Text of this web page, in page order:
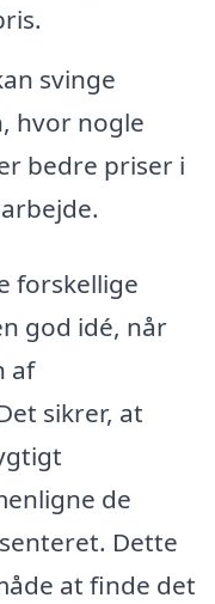
svinge
hvor nogle
bedre priser i
forskellige
god idé, når
af
sikrer, at
de
Dette
at finde det